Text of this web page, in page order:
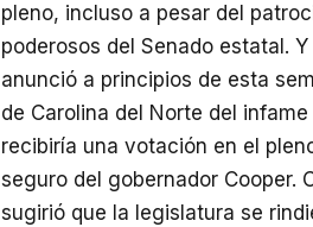
pleno, incluso a pesar del
poderosos del Senado estatal.
anunció a principios de esta
de Carolina del Norte del infame
recibiría una votación en el
seguro del gobernador Cooper.
sugirió que la legislatura se